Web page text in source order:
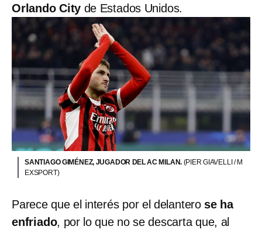
Orlando City de Estados Unidos.
SANTIAGO GIMÉNEZ, JUGADOR DEL AC MILAN. (PIER GIAVELLI / M
EXSPORT)
Parece que el interés por el delantero se ha
enfriado, por lo que no se descarta que, al